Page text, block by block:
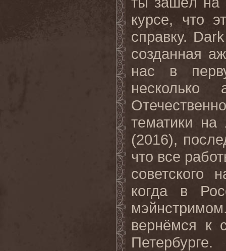
курсе, что
справку.
созданная
нас в
тематики на
(2016),
что все
когда в
вернёмся к
Петербурге.